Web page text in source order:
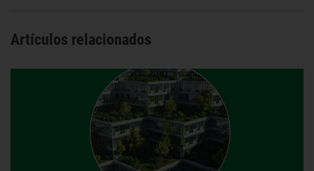
Artículos relacionados